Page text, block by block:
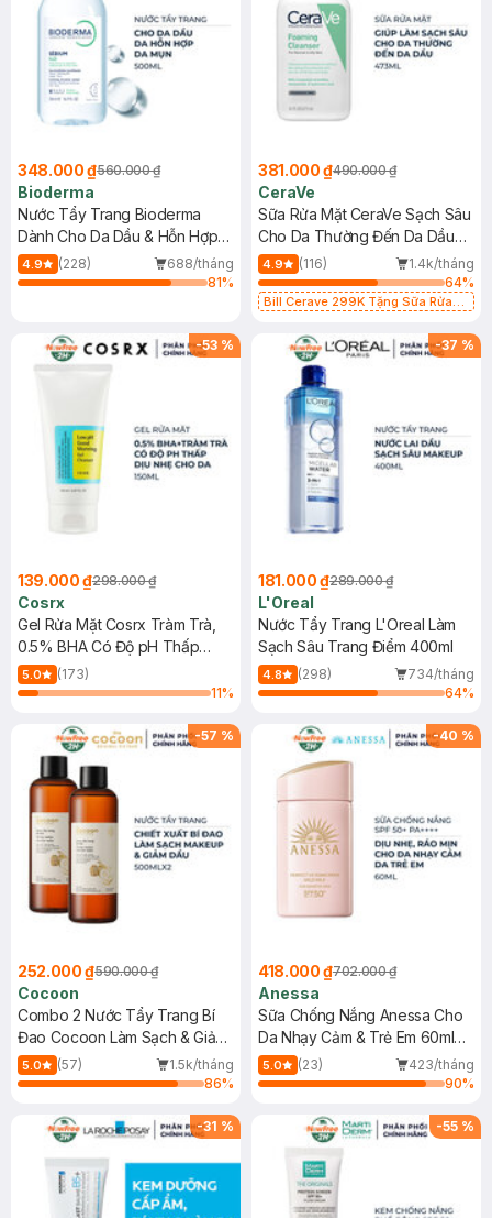
348.000 ₫560.000 ₫
Bioderma
Nước Tẩy Trang Bioderma
Dành Cho Da Dầu & Hỗn Hợp
500ml
4.9 (228)
688/tháng
81%
381.000 ₫490.000 ₫
CeraVe
Sữa Rửa Mặt CeraVe Sạch Sâu
Cho Da Thường Đến Da Dầu
473ml
4.9 (116)
1.4k/tháng
64%
Bill Cerave 299K Tặng Sữa Rửa
-53 %
139.000 ₫298.000 ₫
Cosrx
Gel Rửa Mặt Cosrx Tràm Trà,
0.5% BHA Có Độ pH Thấp
150ml
5.0
(173)
11%
-37 %
181.000 ₫289.000 ₫
L'Oreal
Nước Tẩy Trang L'Oreal Làm
Sạch Sâu Trang Điểm 400ml
4.8 (298)
734/tháng
64%
-57 %
252.000 ₫590.000 ₫
Cocoon
Combo 2 Nước Tẩy Trang Bí
Đao Cocoon Làm Sạch & Giảm
Dầu 500ml
5.0 (57)
1.5k/tháng
86%
-40 %
418.000 ₫702.000 ₫
Anessa
Sữa Chống Nắng Anessa Cho
Da Nhạy Cảm & Trẻ Em 60ml
(Mới)
5.0 (23)
423/tháng
90%
-31 % -55 %